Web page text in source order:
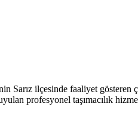
ilçesinde faaliyet gösteren
profesyonel taşımacılık